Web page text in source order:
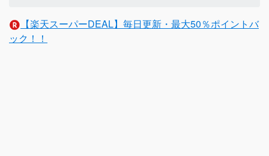
【楽天スーパーDEAL】毎日更新・最大50％ポイントバ
ック！！